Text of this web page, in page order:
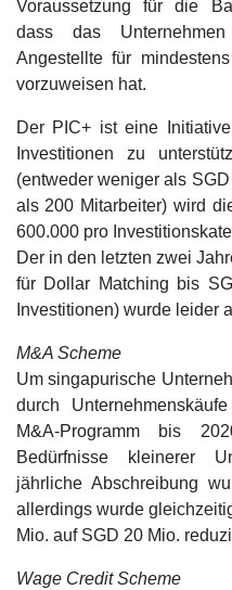
Voraussetzung für die
dass das
Angestellte für
vorzuweisen hat.
Der PIC+ ist eine
Investitionen zu
(entweder weniger als
als 200 Mitarbeiter) wird
600.000 pro
Der in den letzten zwei
für Dollar Matching bis
Investitionen) wurde leider
M&A Scheme
Um singapurische
durch
M&A-Programm bis
Bedürfnisse kleinerer
jährliche Abschreibung
allerdings wurde
Mio. auf SGD 20 Mio.
Wage Credit Scheme